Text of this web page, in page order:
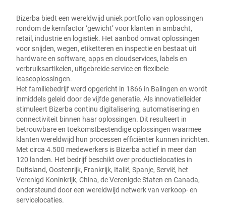
Bizerba biedt een wereldwijd uniek portfolio van oplossingen
rondom de kernfactor ‘gewicht’ voor klanten in ambacht,
retail, industrie en logistiek. Het aanbod omvat oplossingen
voor snijden, wegen, etiketteren en inspectie en bestaat uit
hardware en software, apps en cloudservices, labels en
verbruiksartikelen, uitgebreide service en flexibele
leaseoplossingen.
Het familiebedrijf werd opgericht in 1866 in Balingen en wordt
inmiddels geleid door de vijfde generatie. Als innovatielleider
stimuleert Bizerba continu digitalisering, automatisering en
connectiviteit binnen haar oplossingen. Dit resulteert in
betrouwbare en toekomstbestendige oplossingen waarmee
klanten wereldwijd hun processen efficiënter kunnen inrichten.
Met circa 4.500 medewerkers is Bizerba actief in meer dan
120 landen. Het bedrijf beschikt over productielocaties in
Duitsland, Oostenrijk, Frankrijk, Italië, Spanje, Servië, het
Verenigd Koninkrijk, China, de Verenigde Staten en Canada,
ondersteund door een wereldwijd netwerk van verkoop- en
servicelocaties.